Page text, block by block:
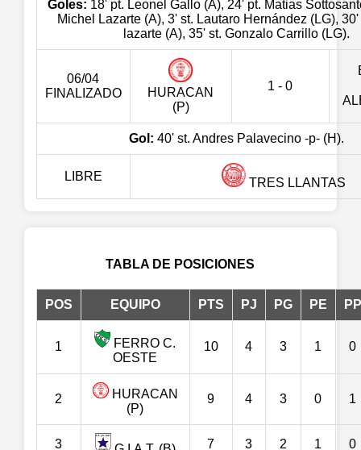
Goles: 18' pt. Leonel Gallo (A), 24' pt. Matias
Michel Lazarte (A), 3' st. Lautaro Hernández (LG),
lazarte (A), 35' st. Gonzalo Carrillo (LG).
06/04
FINALIZADO
HURACAN
(P)
1 - 0
Gol: 40' st. Andres Palavecino -p- (H).
LIBRE TRES LLANTAS
TABLA DE POSICIONES
POS EQUIPO PTS PJ PG PE PP
1
FERRO C.
OESTE
10 4 3 1 0
2
HURACAN
(P)
9 4 3 0 1
3 7 3 2 1 0